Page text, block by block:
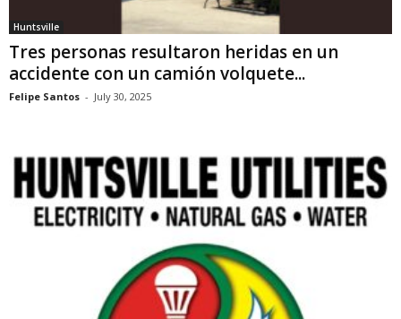
Huntsville
Tres personas resultaron heridas en un
accidente con un camión volquete...
Felipe Santos - July 30, 2025